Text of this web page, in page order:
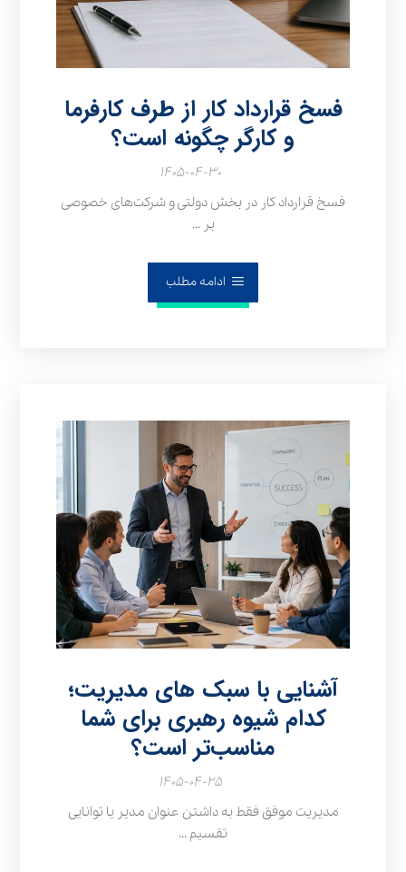
فسخ قرارداد کار از طرف کارفرما
و کارگر چگونه است؟
۱۴۰۵-۰۴-۳۰
فسخ قرارداد کار در بخش دولتی و شرکت‌های خصوصی
بر ...
ادامه مطلب
آشنایی با سبک های مدیریت؛
کدام شیوه رهبری برای شما
مناسب‌تر است؟
۱۴۰۵-۰۴-۲۵
مدیریت موفق فقط به داشتن عنوان مدیر یا توانایی
تقسیم ...